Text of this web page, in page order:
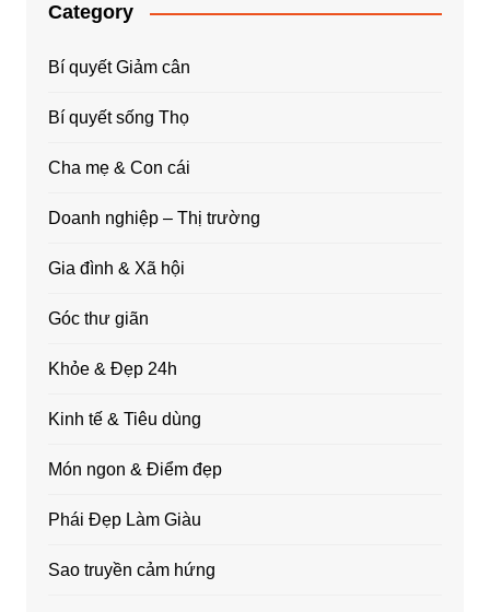
Category
Bí quyết Giảm cân
Bí quyết sống Thọ
Cha mẹ & Con cái
Doanh nghiệp – Thị trường
Gia đình & Xã hội
Góc thư giãn
Khỏe & Đẹp 24h
Kinh tế & Tiêu dùng
Món ngon & Điểm đẹp
Phái Đẹp Làm Giàu
Sao truyền cảm hứng